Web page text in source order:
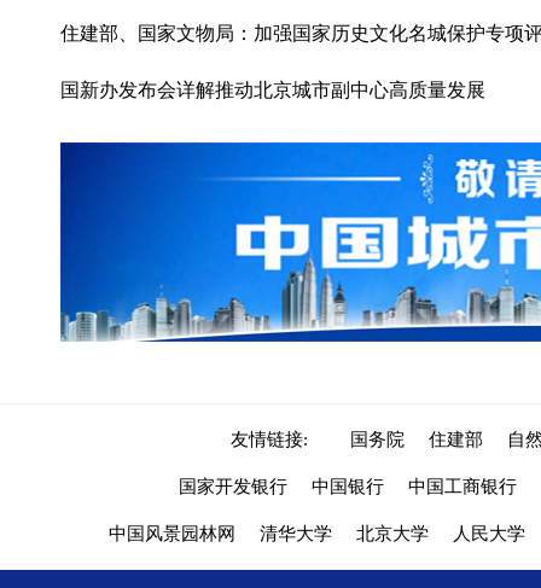
住建部、国家文物局：加强国家历史文化名城保护专项
国新办发布会详解推动北京城市副中心高质量发展
友情链接: 国务院 住建部 自
国家开发银行 中国银行 中国工商银行
中国风景园林网 清华大学 北京大学 人民大学